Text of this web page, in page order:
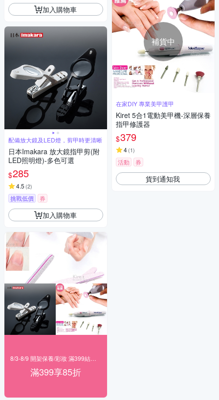
加入購物車
配備放大鏡及LED燈，剪甲時更清晰
日本Imakara 放大鏡指甲剪(附
LED照明燈)-多色可選
$285
4.5 (2)
挑戰低價 券
加入購物車
滿399享85折
補貨中
在家DIY 專業美甲護甲
Kiret 5合1電動美甲機-深層保養
指甲修護器
$379
4(1)
活動 券
貨到通知我